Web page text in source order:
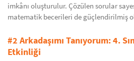
imkânı oluşturulur. Çözülen sorular
matematik becerileri de güçlendirilmiş
#2 Arkadaşımı Tanıyorum: 4.
Etkinliği